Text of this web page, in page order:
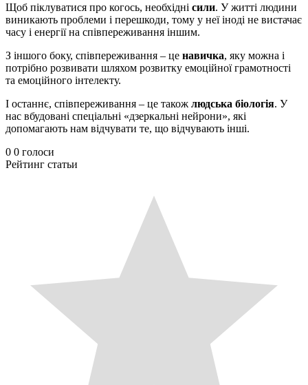
Щоб піклуватися про когось, необхідні сили. У житті людини
виникають проблеми і перешкоди, тому у неї іноді не вистачає
часу і енергії на співпереживання іншим.
З іншого боку, співпереживання – це навичка, яку можна і
потрібно розвивати шляхом розвитку емоційної грамотності
та емоційного інтелекту.
І останнє, співпереживання – це також людська біологія. У
нас вбудовані спеціальні «дзеркальні нейрони», які
допомагають нам відчувати те, що відчувають інші.
0 0 голоси
Рейтинг статьи